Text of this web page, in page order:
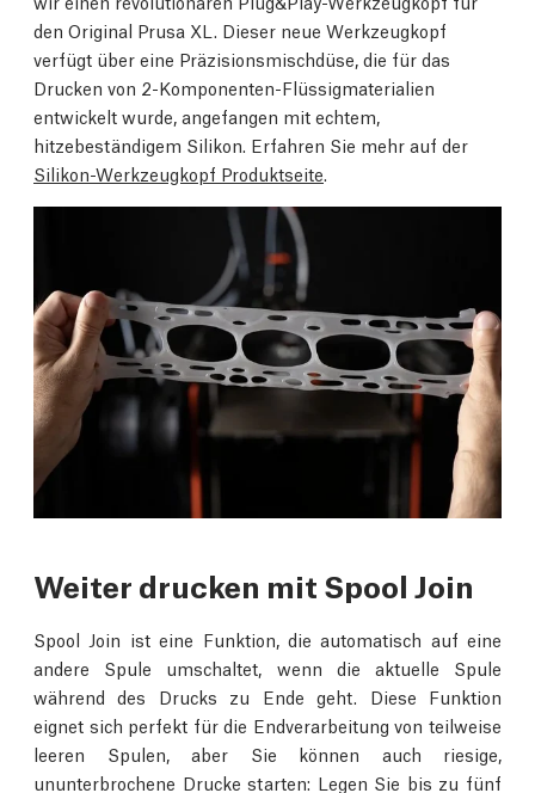
den Original Prusa XL. Dieser neue Werkzeugkopf
verfügt über eine Präzisionsmischdüse, die für das
Drucken von 2-Komponenten-Flüssigmaterialien
entwickelt wurde, angefangen mit echtem,
hitzebeständigem Silikon. Erfahren Sie mehr auf der
Silikon-Werkzeugkopf Produktseite.
Weiter drucken mit Spool Join
Spool Join ist eine Funktion, die automatisch auf eine
andere Spule umschaltet, wenn die aktuelle Spule
während des Drucks zu Ende geht. Diese Funktion
eignet sich perfekt für die Endverarbeitung von teilweise
leeren Spulen, aber Sie können auch riesige,
ununterbrochene Drucke starten: Legen Sie bis zu fünf